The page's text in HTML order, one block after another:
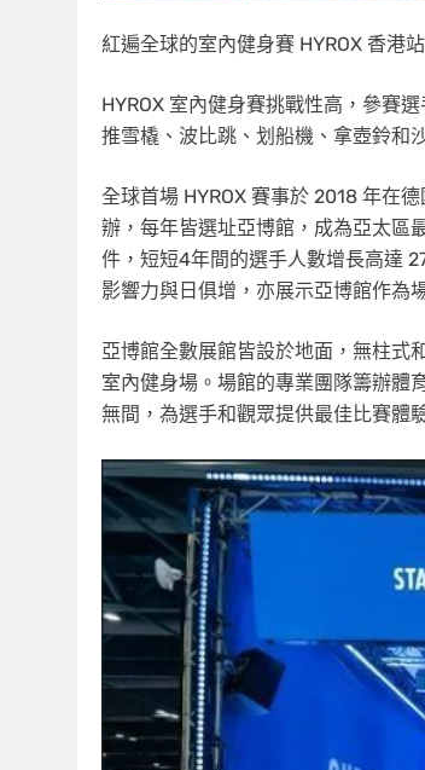
紅遍全球的室內健身賽 HYROX 香港
HYROX 室內健身賽挑戰性高，參賽
推雪橇、波比跳、划船機、拿壺鈴和
全球首場 HYROX 賽事於 2018 年在
辦，每年皆選址亞博館，成為亞太區
件，短短4年間的選手人數增長高達
影響力與日俱增，亦展示亞博館作為
亞博館全數展館皆設於地面，無柱式
室內健身場。場館的專業團隊籌辦體
無間，為選手和觀眾提供最佳比賽體